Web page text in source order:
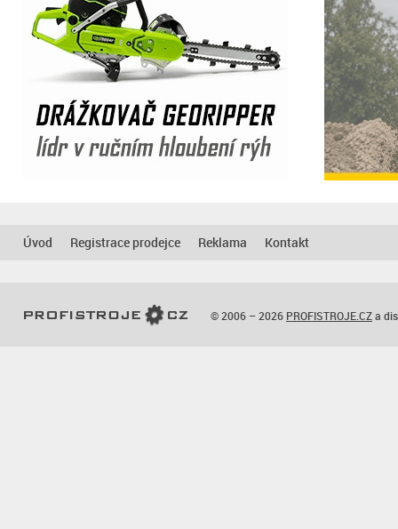
Úvod Registrace prodejce Reklama Kontakt
© 2006 – 2026 PROFISTROJE.CZa